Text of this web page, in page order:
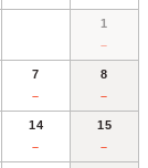
1
－
7
－
8
－
14
－
15
－